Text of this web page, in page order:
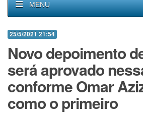
MENU
25/5/2021 21:54
Novo depoimento
será aprovado
conforme Omar
como o primeiro